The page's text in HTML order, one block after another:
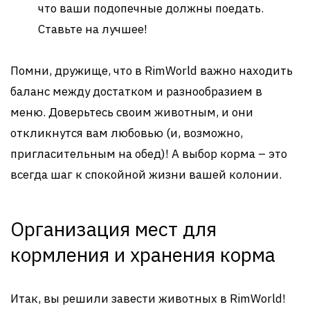
что ваши подопечные должны поедать.
Ставьте на лучшее!
Помни, дружище, что в RimWorld важно находить
баланс между достатком и разнообразием в
меню. Доверьтесь своим животным, и они
откликнутся вам любовью (и, возможно,
пригласительным на обед)! А выбор корма – это
всегда шаг к спокойной жизни вашей колонии.
Организация мест для
кормления и хранения корма
Итак, вы решили завести животных в RimWorld!